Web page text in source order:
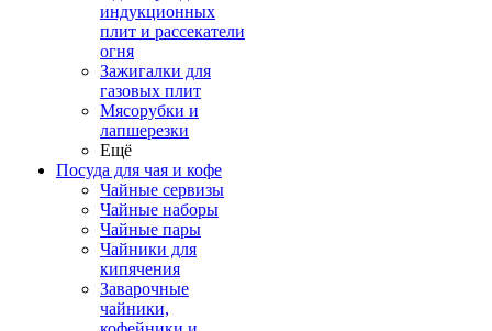
индукционных
плит и рассекатели
огня
Зажигалки для
газовых плит
Мясорубки и
лапшерезки
Ещё
Посуда для чая и кофе
Чайные сервизы
Чайные наборы
Чайные пары
Чайники для
кипячения
Заварочные
чайники,